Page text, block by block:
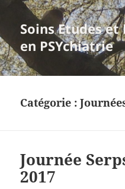
Soins Etudes et
en PSYchiatrie
Catégorie :
Journée
2017